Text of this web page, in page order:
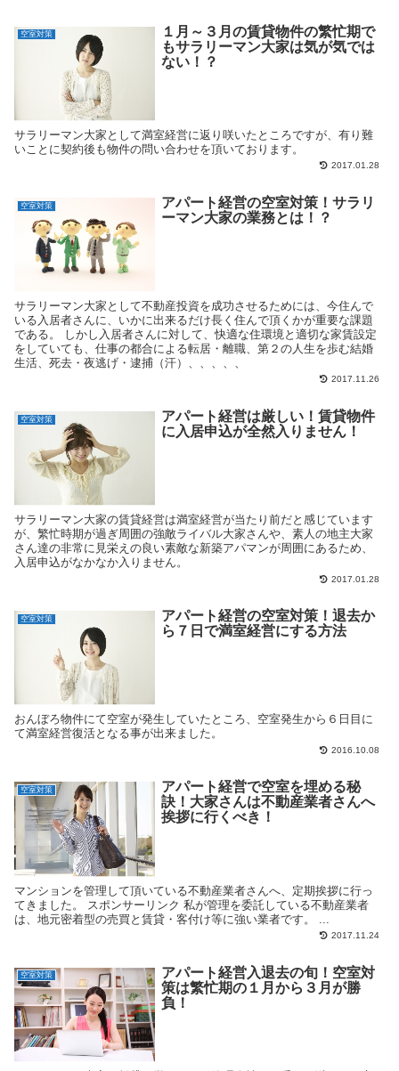
空室対策
１月～３月の賃貸物件の繁忙期で
もサラリーマン大家は気が気では
ない！？
サラリーマン大家として満室経営に返り咲いたところですが、有り難
いことに契約後も物件の問い合わせを頂いております。
2017.01.28
空室対策
アパート経営の空室対策！サラリ
ーマン大家の業務とは！？
サラリーマン大家として不動産投資を成功させるためには、今住んで
いる入居者さんに、いかに出来るだけ長く住んで頂くかが重要な課題
である。 しかし入居者さんに対して、快適な住環境と適切な家賃設定
をしていても、仕事の都合による転居・離職、第２の人生を歩む結婚
生活、死去・夜逃げ・逮捕（汗）、、、、、
2017.11.26
空室対策
アパート経営は厳しい！賃貸物件
に入居申込が全然入りません！
サラリーマン大家の賃貸経営は満室経営が当たり前だと感じています
が、繁忙時期が過ぎ周囲の強敵ライバル大家さんや、素人の地主大家
さん達の非常に見栄えの良い素敵な新築アパマンが周囲にあるため、
入居申込がなかなか入りません。
2017.01.28
空室対策
アパート経営の空室対策！退去か
ら７日で満室経営にする方法
おんぼろ物件にて空室が発生していたところ、空室発生から６日目に
て満室経営復活となる事が出来ました。
2016.10.08
空室対策
アパート経営で空室を埋める秘
訣！大家さんは不動産業者さんへ
挨拶に行くべき！
マンションを管理して頂いている不動産業者さんへ、定期挨拶に行っ
てきました。 スポンサーリンク 私が管理を委託している不動産業者
は、地元密着型の売買と賃貸・客付け等に強い業者です。 ...
2017.11.24
空室対策
アパート経営入退去の旬！空室対
策は繁忙期の１月から３月が勝
負！